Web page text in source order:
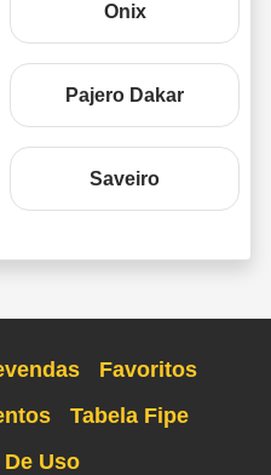
Onix
Pajero Dakar
Saveiro
Favoritos
Tabela Fipe
Uso